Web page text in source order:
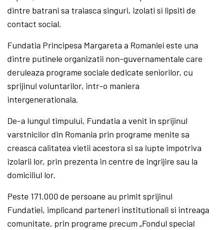
dintre batrani sa traiasca singuri, izolati si lipsiti de
contact social.
Fundatia Principesa Margareta a Romaniei este una
dintre putinele organizatii non-guvernamentale care
deruleaza programe sociale dedicate seniorilor, cu
sprijinul voluntarilor, intr-o maniera
intergenerationala.
De-a lungul timpului, Fundatia a venit in sprijinul
varstnicilor din Romania prin programe menite sa
creasca calitatea vietii acestora si sa lupte impotriva
izolarii lor, prin prezenta in centre de ingrijire sau la
domiciliul lor.
Peste 171.000 de persoane au primit sprijinul
Fundatiei, implicand parteneri institutionali si intreaga
comunitate, prin programe precum „Fondul special